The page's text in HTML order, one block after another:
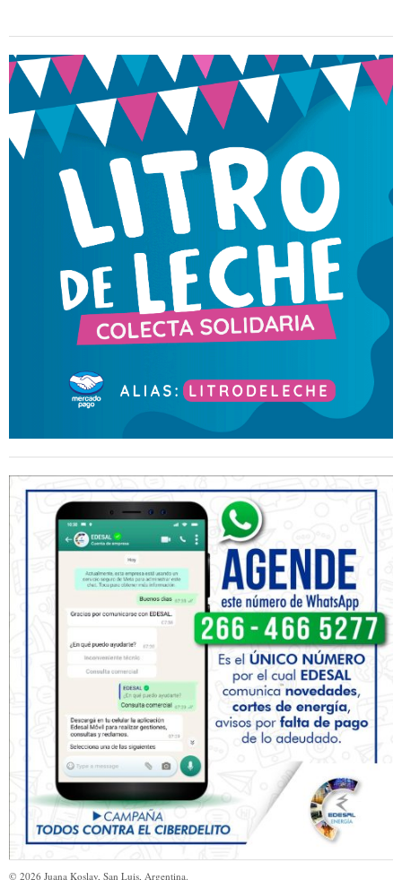
© 2026 Juana Koslay, San Luis, Argentina.